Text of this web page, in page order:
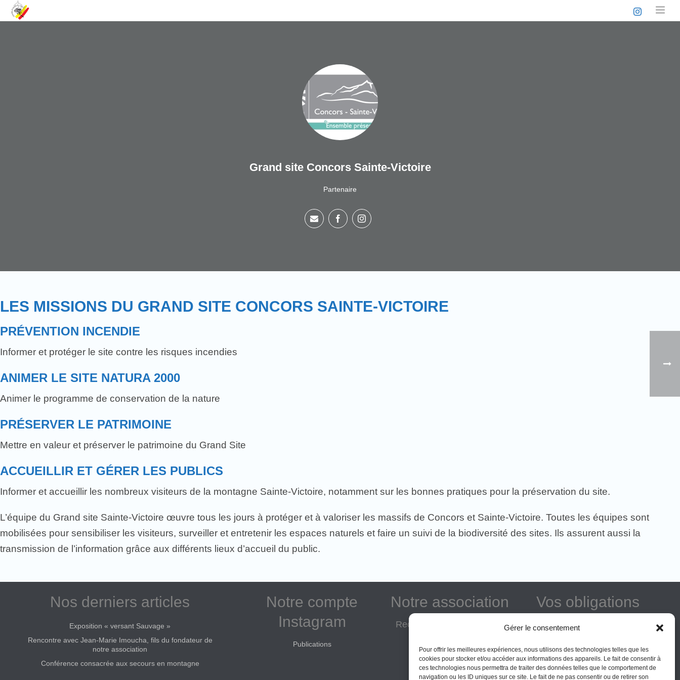
Gérer le consentement
Pour offrir les meilleures expériences, nous utilisons des technologies telles que les
cookies pour stocker et/ou accéder aux informations des appareils. Le fait de consentir à
ces technologies nous permettra de traiter des données telles que le comportement de
navigation ou les ID uniques sur ce site. Le fait de ne pas consentir ou de retirer son
Grand site Concors Sainte-Victoire
Partenaire
LES MISSIONS DU GRAND SITE CONCORS SAINTE-VICTOIRE
PRÉVENTION INCENDIE
Informer et protéger le site contre les risques incendies
ANIMER LE SITE NATURA 2000
Animer le programme de conservation de la nature
PRÉSERVER LE PATRIMOINE
Mettre en valeur et préserver le patrimoine du Grand Site
ACCUEILLIR ET GÉRER LES PUBLICS
Informer et accueillir les nombreux visiteurs de la montagne Sainte-Victoire, notamment sur les bonnes pratiques pour la préservation du site.
L’équipe du Grand site Sainte-Victoire œuvre tous les jours à protéger et à valoriser les massifs de Concors et Sainte-Victoire. Toutes les équipes sont
mobilisées pour sensibiliser les visiteurs, surveiller et entretenir les espaces naturels et faire un suivi de la biodiversité des sites. Ils assurent aussi la
transmission de l’information grâce aux différents lieux d’accueil du public.
Nos derniers articles
Exposition « versant Sauvage »
Rencontre avec Jean-Marie Imoucha, fils du fondateur de
notre association
Conférence consacrée aux secours en montagne
Notre compte
Instagram
Publications
Notre association
Reconnue d'intérêt général
Donner
Vos obligations
La montagne Sainte-Victoire est un
données sur ce site le sont à titre
indicatif et la responsabilité de
l’Association des Amis de Sainte-